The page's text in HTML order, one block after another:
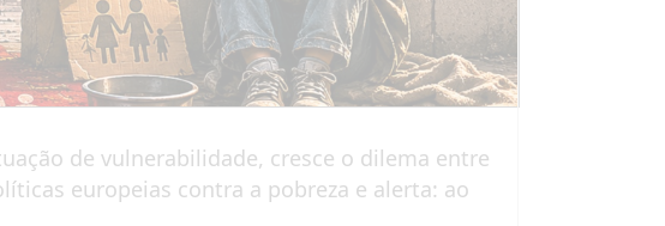
de vulnerabilidade, cresce o dilema entre
europeias contra a pobreza e alerta: ao